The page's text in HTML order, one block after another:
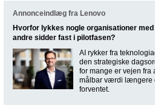
Annonceindlæg fra Lenovo
Hvorfor lykkes nogle organisationer med
andre sidder fast i pilotfasen?
AI rykker fra
den strategiske
for mange er vejen fra
målbar værdi længere
forventet.